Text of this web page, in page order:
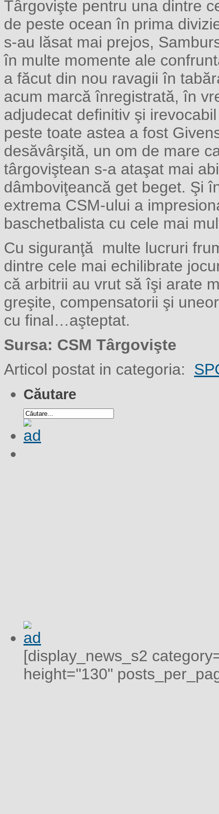
Târgovişte pentru una dintre
de peste ocean în prima
s-au lăsat mai prejos,
în multe momente ale
a făcut din nou ravagii în
acum marcă înregistrată, în
adjudecat definitiv şi
peste toate astea a fost
desăvârşită, un om de mare
târgoviştean s-a ataşat mai
dâmboviţeancă get beget. Şi
extrema CSM-ului a
baschetbalista cu cele mai
Cu siguranţă multe lucruri
dintre cele mai echilibrate
că arbitrii au vrut să îşi arate
greşite, compensatorii şi
cu final…aşteptat.
Sursa: CSM Târgovişte
Articol postat in categoria:
Căutare
[display_news_s2
height="130"